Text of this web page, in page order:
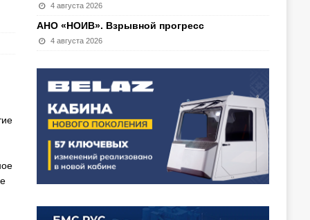
4 августа 2026
АНО «НОИВ». Взрывной прогресс
4 августа 2026